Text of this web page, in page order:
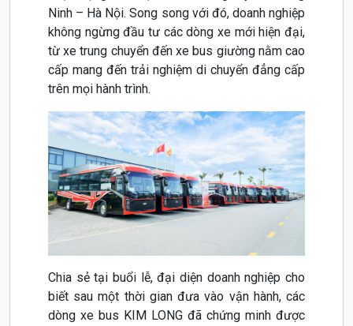
Ninh – Hà Nội. Song song với đó, doanh nghiệp
không ngừng đầu tư các dòng xe mới hiện đại,
từ xe trung chuyển đến xe bus giường nằm cao
cấp mang đến trải nghiệm di chuyển đẳng cấp
trên mọi hành trình.
Chia sẻ tại buổi lễ, đại diện doanh nghiệp cho
biết sau một thời gian đưa vào vận hành, các
dòng xe bus KIM LONG đã chứng minh được